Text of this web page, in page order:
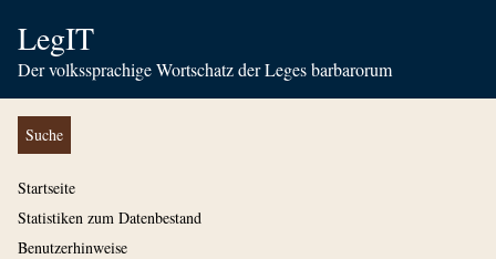
LegIT
Der volkssprachige Wortschatz der Leges barbarorum
Suche
Startseite
Statistiken zum Datenbestand
Benutzerhinweise